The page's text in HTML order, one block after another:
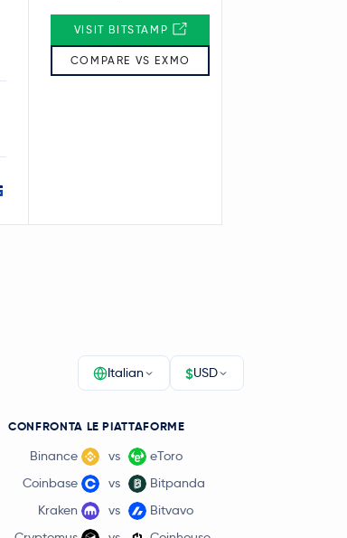
VISIT BITSTAMP
COMPARE VS EXMO
Italian $USD
CONFRONTA LE PIATTAFORME
Binance vs
eToro
Coinbase
vs
Bitpanda
Kraken
vs
Bitvavo